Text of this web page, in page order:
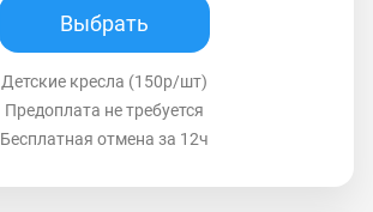
Выбрать
Детские кресла (150р/шт)
Предоплата не требуется
Бесплатная отмена за 12ч